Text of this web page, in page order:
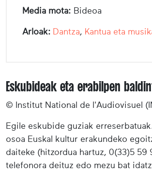
Media mota: Bideoa
Arloak: Dantza, Kantua eta
Eskubideak eta erabilpen
© Institut National de l'Audiovisuel
Egile eskubide guziak
osoa Euskal kultur erakundeko
daiteke (hitzordua hartuz, 0(33)5 59
telefonora deituz edo mezu bat